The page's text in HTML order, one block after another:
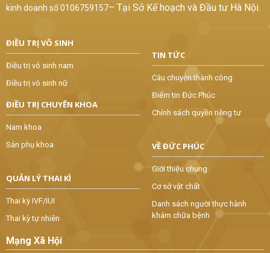
kinh doanh số 0106759157– Tại Sở Kế hoạch và Đầu tư Hà Nội.
ĐIỀU TRỊ VÔ SINH
Điều trị vô sinh nam
Điều trị vô sinh nữ
ĐIỀU TRỊ CHUYÊN KHOA
Nam khoa
Sản phụ khoa
QUẢN LÝ THAI KÌ
Thai kỳ IVF/IUI
Thai kỳ tự nhiên
TIN TỨC
Câu chuyện thành công
Điểm tin Đức Phúc
Chính sách quyền riêng tư
VỀ ĐỨC PHÚC
Giới thiệu chung
Cơ sở vật chất
Danh sách người thực hành
khám chữa bệnh
Mạng Xã Hội